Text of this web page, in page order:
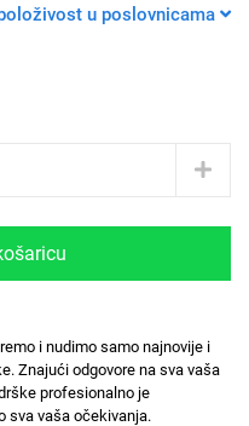
u poslovnicama
i nudimo samo najnovije i
Znajući odgovore na sva vaša
profesionalno je
sva vaša očekivanja.